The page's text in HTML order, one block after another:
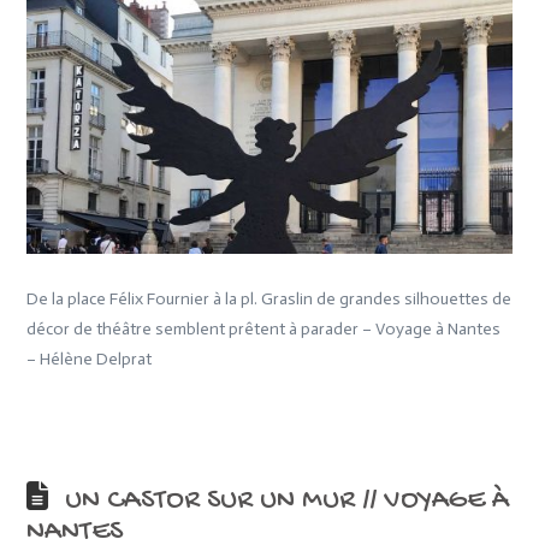
De la place Félix Fournier à la pl. Graslin de grandes silhouettes de
décor de théâtre semblent prêtent à parader – Voyage à Nantes
– Hélène Delprat
UN CASTOR SUR UN MUR // VOYAGE À
NANTES